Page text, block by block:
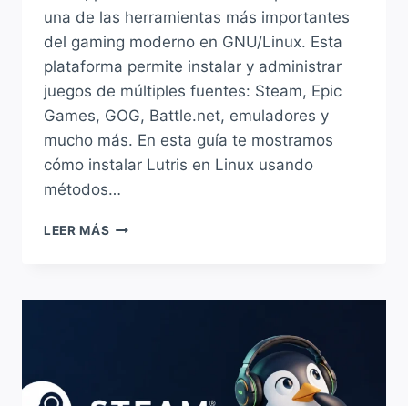
una de las herramientas más importantes
del gaming moderno en GNU/Linux. Esta
plataforma permite instalar y administrar
juegos de múltiples fuentes: Steam, Epic
Games, GOG, Battle.net, emuladores y
mucho más. En esta guía te mostramos
cómo instalar Lutris en Linux usando
métodos…
LEER MÁS PASO
LUTRIS